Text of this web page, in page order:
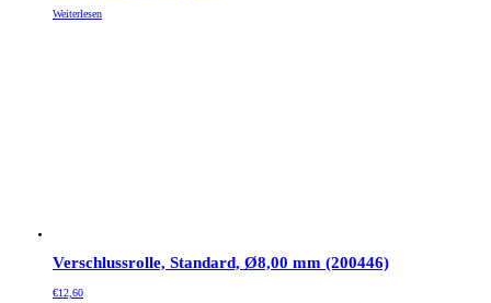
Weiterlesen
Verschlussrolle, Standard, Ø8,00 mm (200446)
€12,60